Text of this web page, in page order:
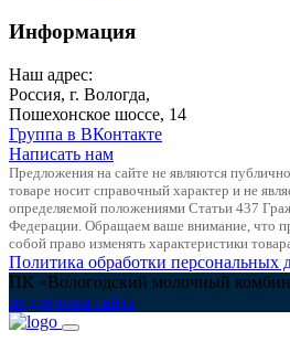
Информация
Наш адрес:
Россия, г. Вологда,
Пошехонское шоссе, 14
Группа в ВКонтакте
Написать нам
Предложения на сайте не являются
товаре носит справочный характер и не
определяемой положениями Статьи 437
Федерации. Обращаем ваше внимание, что
собой право изменять характеристики
Политика обработки персональных
ПК «Вологодский молочный
поддержка сайта